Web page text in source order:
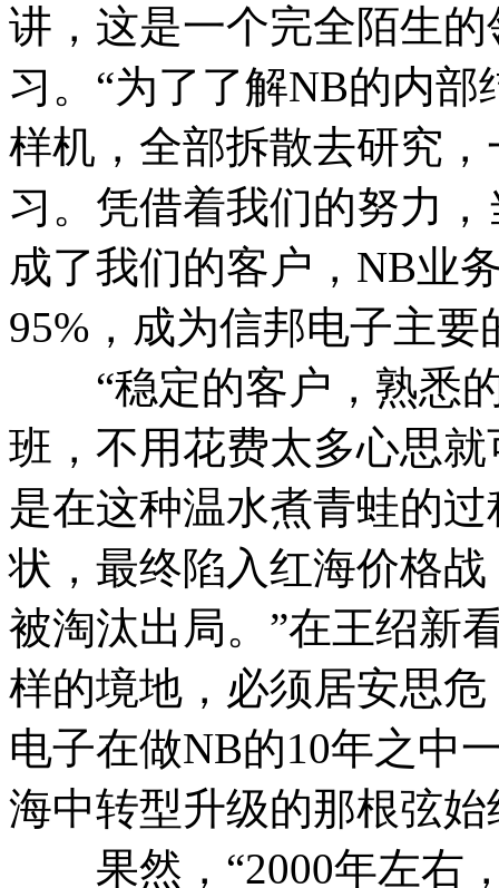
讲，这是一个完全陌生
习。“为了了解NB的内
样机，全部拆散去研究
习。凭借着我们的努力
成了我们的客户，NB业
95%，成为信邦电子主要
“稳定的客户，熟悉的
班，不用花费太多心思
是在这种温水煮青蛙的
状，最终陷入红海价格
被淘汰出局。”在王绍新
样的境地，必须居安思
电子在做NB的10年之中
海中转型升级的那根弦
果然，“2000年左右